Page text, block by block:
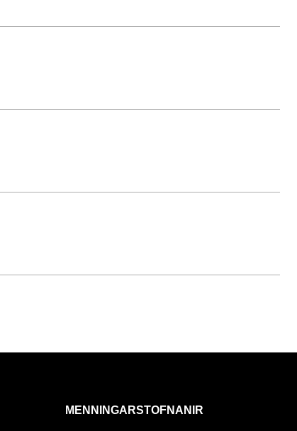
MENNINGARSTOFNANIR